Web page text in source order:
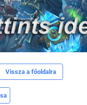
Vissza a főoldalra